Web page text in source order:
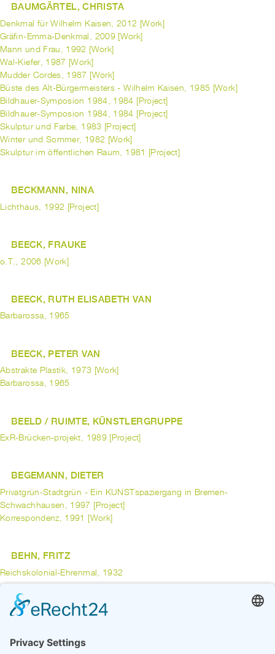
BAUMGÄRTEL, CHRISTA
Denkmal für Wilhelm Kaisen, 2012 [Work]
Gräfin-Emma-Denkmal, 2009 [Work]
Mann und Frau, 1992 [Work]
Wal-Kiefer, 1987 [Work]
Mudder Cordes, 1987 [Work]
Büste des Alt-Bürgermeisters - Wilhelm Kaisen, 1985 [Work]
Bildhauer-Symposion 1984, 1984 [Project]
Bildhauer-Symposion 1984, 1984 [Project]
Skulptur und Farbe, 1983 [Project]
Winter und Sommer, 1982 [Work]
Skulptur im öffentlichen Raum, 1981 [Project]
BECKMANN, NINA
Lichthaus, 1992 [Project]
BEECK, FRAUKE
o.T., 2006 [Work]
BEECK, RUTH ELISABETH VAN
Barbarossa, 1965
BEECK, PETER VAN
Abstrakte Plastik, 1973 [Work]
Barbarossa, 1965
BEELD / RUIMTE, KÜNSTLERGRUPPE
ExR-Brücken-projekt, 1989 [Project]
BEGEMANN, DIETER
Privatgrün-Stadtgrün - Ein KUNSTspaziergang in Bremen-
Schwachhausen, 1997 [Project]
Korrespondenz, 1991 [Work]
BEHN, FRITZ
Reichskolonial-Ehrenmal, 1932
BEHRENDS, JOHANN
Vor-Stein, 1988 [Work]